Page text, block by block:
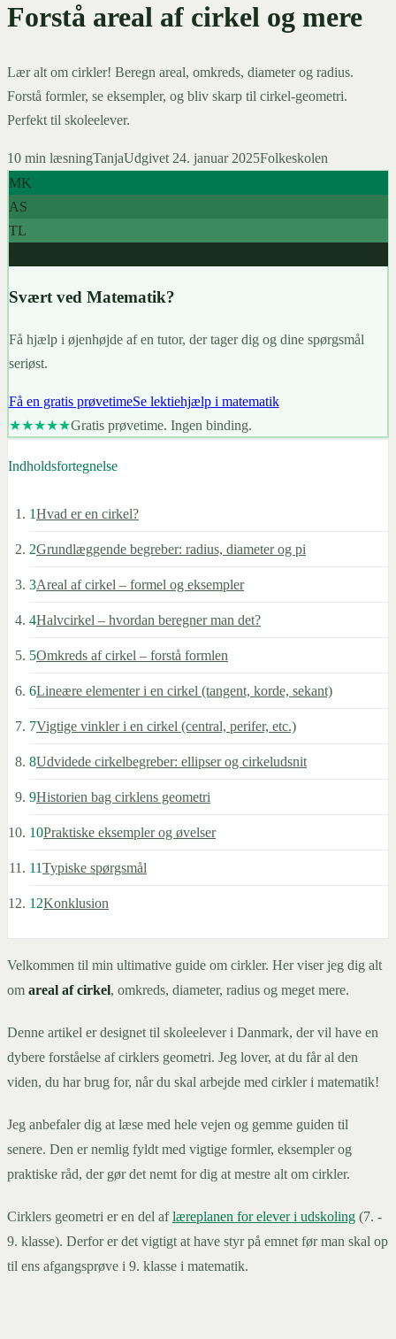
Forstå areal af cirkel og mere
Lær alt om cirkler! Beregn areal, omkreds, diameter og radius.
Forstå formler, se eksempler, og bliv skarp til cirkel-geometri.
Perfekt til skoleelever.
10 min læsningTanjaUdgivet 24. januar 2025Folkeskolen
MK
AS
TL
Svært ved Matematik?
Få hjælp i øjenhøjde af en tutor, der tager dig og dine spørgsmål
seriøst.
Få en gratis prøvetimeSe lektiehjælp i matematik
★★★★★Gratis prøvetime. Ingen binding.
Indholdsfortegnelse
1Hvad er en cirkel?
2Grundlæggende begreber: radius, diameter og pi
3Areal af cirkel – formel og eksempler
4Halvcirkel – hvordan beregner man det?
5Omkreds af cirkel – forstå formlen
6Lineære elementer i en cirkel (tangent, korde, sekant)
7Vigtige vinkler i en cirkel (central, perifer, etc.)
8Udvidede cirkelbegreber: ellipser og cirkeludsnit
9Historien bag cirklens geometri
10Praktiske eksempler og øvelser
11Typiske spørgsmål
12Konklusion
Velkommen til min ultimative guide om cirkler. Her viser jeg dig alt
om areal af cirkel, omkreds, diameter, radius og meget mere.
Denne artikel er designet til skoleelever i Danmark, der vil have en
dybere forståelse af cirklers geometri. Jeg lover, at du får al den
viden, du har brug for, når du skal arbejde med cirkler i matematik!
Jeg anbefaler dig at læse med hele vejen og gemme guiden til
senere. Den er nemlig fyldt med vigtige formler, eksempler og
praktiske råd, der gør det nemt for dig at mestre alt om cirkler.
Cirklers geometri er en del aflæreplanen for elever i udskoling (7. -
9. klasse). Derfor er det vigtigt at have styr på emnet før man skal op
til ens afgangsprøve i 9. klasse i matematik.